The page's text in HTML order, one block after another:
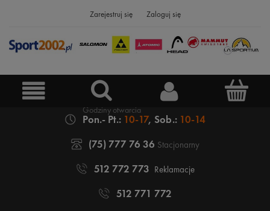
Zarejestruj się Zaloguj się
Pon.- Pt.: 10-17, Sob.: 10-14
(75) 777 76 36 Stacjonarny
512 772 773 Reklamacje
512 771 772